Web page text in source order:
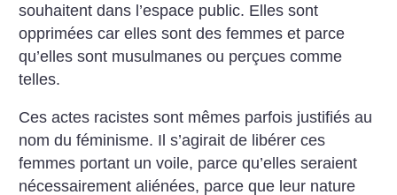
souhaitent dans l’espace public. Elles sont
opprimées car elles sont des femmes et parce
qu’elles sont musulmanes ou perçues comme
telles.
Ces actes racistes sont mêmes parfois justifiés au
nom du féminisme. Il s’agirait de libérer ces
femmes portant un voile, parce qu’elles seraient
nécessairement aliénées, parce que leur nature